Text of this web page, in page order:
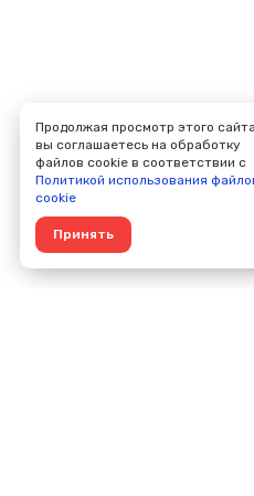
Продолжая просмотр этого
вы соглашаетесь на обработку
файлов cookie в соответствии с
Политикой использования
cookie
Принять